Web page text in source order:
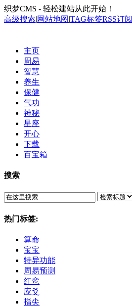
织梦CMS - 轻松建站从此开始！
高级搜索|网站地图|TAG标签RSS订阅
主页
周易
智慧
养生
保健
气功
神秘
星座
开心
下载
百宝箱
搜索
热门标签:
算命
宝宝
特异功能
周易预测
红鸾
应爻
指尖